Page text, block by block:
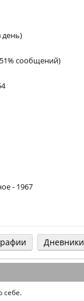
день)
сообщений)
- 1967
Дневники
себе.